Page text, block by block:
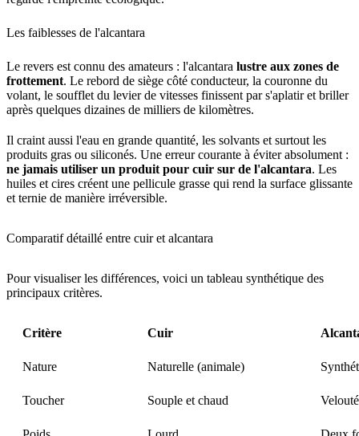
Les faiblesses de l'alcantara
Le revers est connu des amateurs : l'alcantara lustre aux zones de
frottement. Le rebord de siège côté conducteur, la couronne du
volant, le soufflet du levier de vitesses finissent par s'aplatir et briller
après quelques dizaines de milliers de kilomètres.
Il craint aussi l'eau en grande quantité, les solvants et surtout les
produits gras ou siliconés. Une erreur courante à éviter absolument :
ne jamais utiliser un produit pour cuir sur de l'alcantara. Les
huiles et cires créent une pellicule grasse qui rend la surface glissante
et ternie de manière irréversible.
Comparatif détaillé entre cuir et alcantara
Pour visualiser les différences, voici un tableau synthétique des
principaux critères.
Critère Cuir
Nature Naturelle (animale)
Toucher Souple et chaud